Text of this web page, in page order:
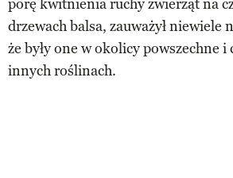
porę kwitnienia ruchy zwierząt na
drzewach balsa, zauważył niewiele
że były one w okolicy powszechne i
innych roślinach.